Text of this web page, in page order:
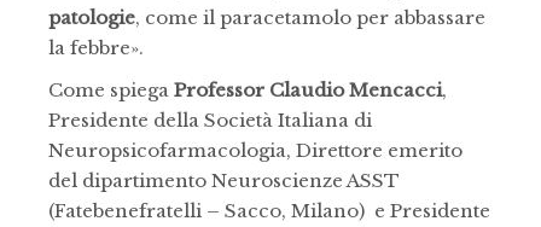
patologie, come il paracetamolo per abbassare
la febbre».
Come spiega Professor Claudio Mencacci,
Presidente della Società Italiana di
Neuropsicofarmacologia, Direttore emerito
del dipartimento Neuroscienze ASST
(Fatebenefratelli – Sacco, Milano) e Presidente